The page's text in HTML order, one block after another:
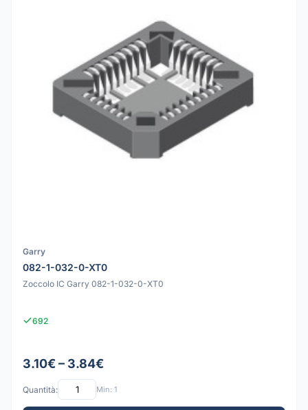
Garry
082-1-032-0-XT0
Zoccolo IC Garry 082-1-032-0-XT0
692
3.10€ – 3.84€
Quantità: Min: 1